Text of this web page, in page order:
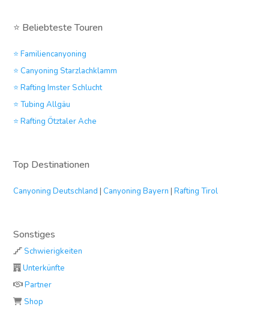
⭐ Beliebteste Touren
⭐ Familiencanyoning
⭐ Canyoning Starzlachklamm
⭐ Rafting Imster Schlucht
⭐ Tubing Allgäu
⭐ Rafting Ötztaler Ache
Top Destinationen
Canyoning Deutschland | Canyoning Bayern |Rafting Tirol
Sonstiges
Schwierigkeiten
Unterkünfte
Partner
Shop